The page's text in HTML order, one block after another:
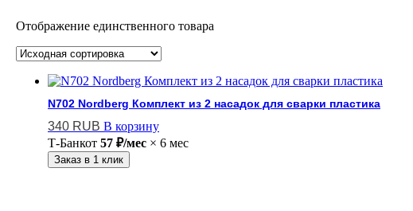
Отображение единственного товара
N702 Nordberg Комплект из 2 насадок для сварки пластика
340 RUB В корзину
Т-Банкот 57 ₽/мес × 6 мес
Заказ в 1 клик